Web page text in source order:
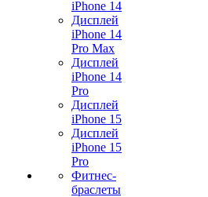
iPhone 14
Дисплей
iPhone 14
Pro Max
Дисплей
iPhone 14
Pro
Дисплей
iPhone 15
Дисплей
iPhone 15
Pro
Фитнес-
браслеты